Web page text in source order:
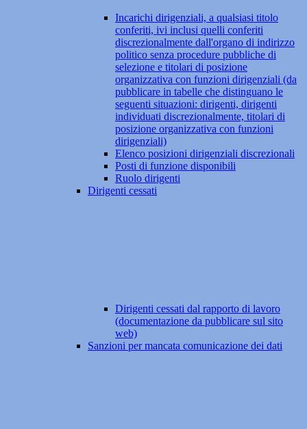
Incarichi dirigenziali, a qualsiasi titolo
conferiti, ivi inclusi quelli conferiti
discrezionalmente dall'organo di indirizzo
politico senza procedure pubbliche di
selezione e titolari di posizione
organizzativa con funzioni dirigenziali (da
pubblicare in tabelle che distinguano le
seguenti situazioni: dirigenti, dirigenti
individuati discrezionalmente, titolari di
posizione organizzativa con funzioni
dirigenziali)
Elenco posizioni dirigenziali discrezionali
Posti di funzione disponibili
Ruolo dirigenti
Dirigenti cessati
Dirigenti cessati dal rapporto di lavoro
(documentazione da pubblicare sul sito
web)
Sanzioni per mancata comunicazione dei dati